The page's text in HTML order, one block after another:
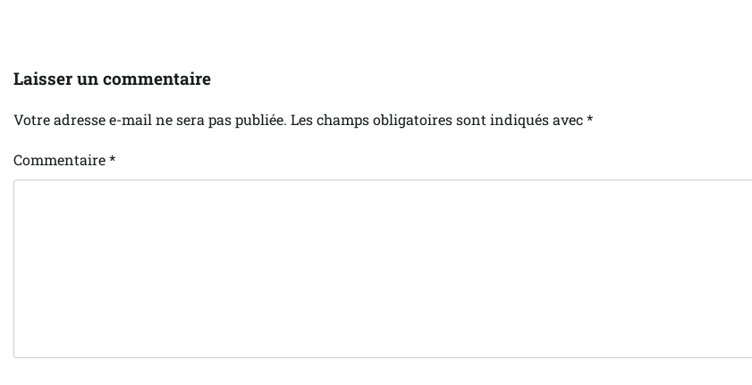
Laisser un commentaire
Votre adresse e-mail ne sera pas publiée. Les champs obligatoires sont indiqués avec*
Commentaire*